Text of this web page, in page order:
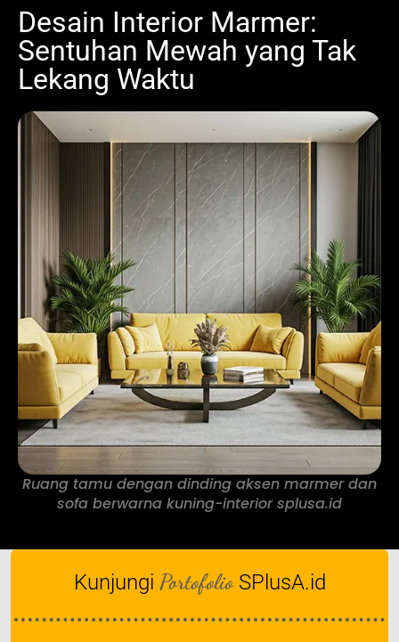
Desain Interior Marmer:
Sentuhan Mewah yang Tak
Lekang Waktu
Ruang tamu dengan dinding aksen marmer dan
sofa berwarna kuning-interior splusa.id
Kunjungi Portofolio SPlusA.id